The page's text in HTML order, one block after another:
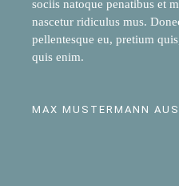
sociis natoque penatibus et
nascetur ridiculus mus.
pellentesque eu, pretium
quis enim.
MAX MUSTERMANN